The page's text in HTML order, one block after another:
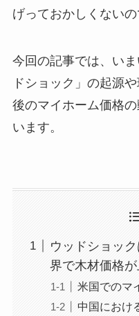
げっておかしくないの
今回の記事では、い
ドショック」の起源
後のマイホーム価格
います。
ウッドショッ
界で木材価格
米国でのマ
中国におけ